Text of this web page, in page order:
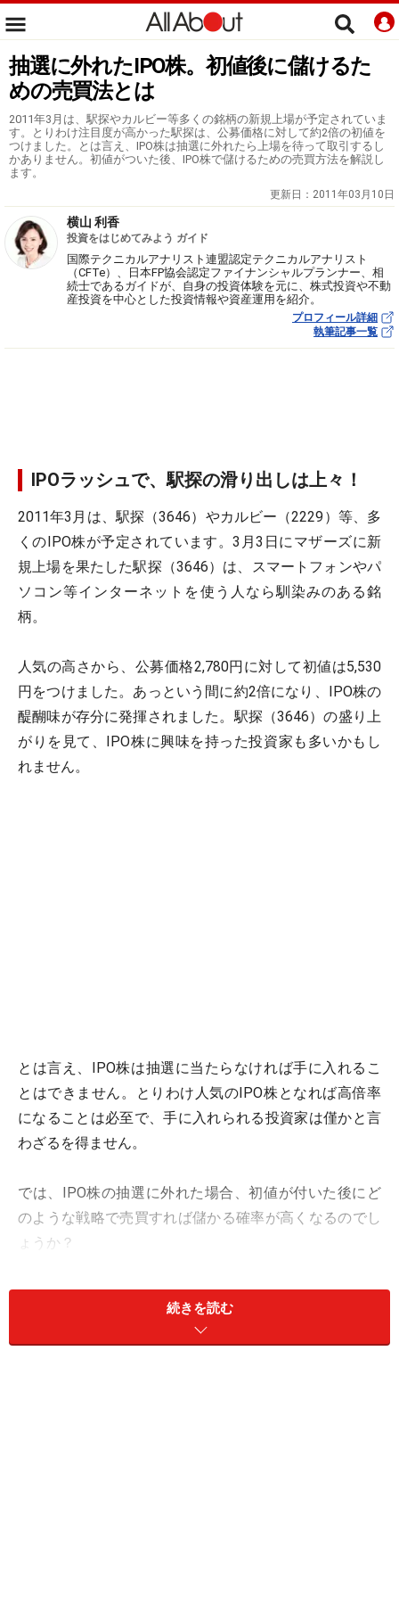
抽選に外れたIPO株。初値後に儲けるた
めの売買法とは
2011年3月は、駅探やカルビー等多くの銘柄の新規上場が予定されていま
す。とりわけ注目度が高かった駅探は、公募価格に対して約2倍の初値を
つけました。とは言え、IPO株は抽選に外れたら上場を待って取引するし
かありません。初値がついた後、IPO株で儲けるための売買方法を解説し
ます。
更新日： 2011年03月10日
横山 利香
投資をはじめてみよう ガイド
国際テクニカルアナリスト連盟認定テクニカルアナリスト
（CFTe）、日本FP協会認定ファイナンシャルプランナー、相
続士であるガイドが、自身の投資体験を元に、株式投資や不動
産投資を中心とした投資情報や資産運用を紹介。
プロフィール詳細
執筆記事一覧
IPOラッシュで、駅探の滑り出しは上々！
2011年3月は、駅探（3646）やカルビー（2229）等、多
くのIPO株が予定されています。3月3日にマザーズに新
規上場を果たした駅探（3646）は、スマートフォンやパ
ソコン等インターネットを使う人なら馴染みのある銘
柄。
人気の高さから、公募価格2,780円に対して初値は5,530
円をつけました。あっという間に約2倍になり、IPO株の
醍醐味が存分に発揮されました。駅探（3646）の盛り上
がりを見て、IPO株に興味を持った投資家も多いかもし
れません。
とは言え、IPO株は抽選に当たらなければ手に入れるこ
とはできません。とりわけ人気のIPO株となれば高倍率
になることは必至で、手に入れられる投資家は僅かと言
わざるを得ません。
では、IPO株の抽選に外れた場合、初値が付いた後にど
のような戦略で売買すれば儲かる確率が高くなるのでし
ょうか？
駅探とトヨタ自動車のチャートの違い
続きを読む